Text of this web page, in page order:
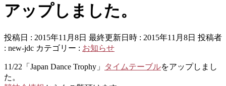
アップしました。
投稿日 : 2015年11月8日 最終更新日時 : 2015年11月8日 投稿者
: new-jdc カテゴリー : お知らせ
11/22「Japan Dance Trophy」 タイムテーブルをアップしまし
た。